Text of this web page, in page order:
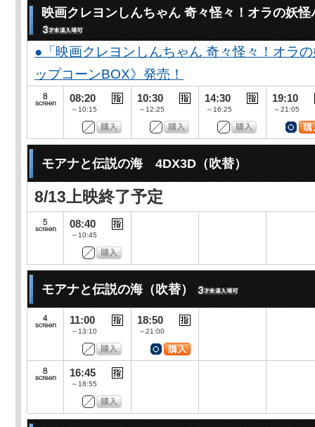
映画クレヨンしんちゃん 奇々怪々！オラの妖怪
●「映画クレヨンしんちゃん 奇々怪々！オラ
ップコーンBOX》発売！
08:20
～10:15
10:30
～12:25
14:30
～16:25
19:10
～21:05
モアナと伝説の海 4DX3D（吹替）
8/13上映終了予定
08:40
～10:45
モアナと伝説の海（吹替）
11:00
～13:10
18:50
～21:00
16:45
～18:55